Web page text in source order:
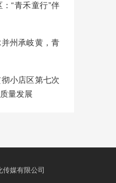
“青禾童行”伴
州承岐黄，青
小店区第七次
量发展
传媒有限公司